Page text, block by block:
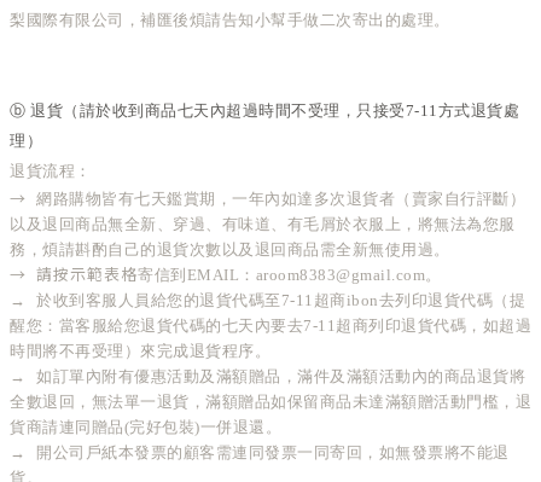
梨國際有限公司
，補匯後煩請告知小幫手做二次寄出的處理。
ⓑ 退貨 （請於收到商品七天內超過時間不受理，只接受7-11方式退貨處
理 ）
退貨流程：
→ 網路購物皆有七天鑑賞期， 一年內如達多次退貨者（賣家自行評斷）
以及退回商品無全新、穿過、有味道、有毛屑於衣服上，將無法為您服
務，煩請斟酌自己的退貨次數以及退回商品需全新無使用過。
→  請按示範表格寄信到EMAIL：aroom8383@gmail.com。
→ 於收到客服人員給您的退貨代碼至7-11超商ibon去列印退貨代碼（提
醒您：當客服給您退貨代碼的七天內要去7-11超商列印退貨代碼，如超過
時間將不再受理）來完成退貨程序。
→ 如訂單內附有優惠活動及滿額贈品，滿件及滿額活動內的商品退貨將
全數退回，無法單一退貨，滿額贈品如保留商品未達滿額贈活動門檻，退
貨商請連同贈品(完好包裝)一併退還。
→
開公司戶紙本發票的顧客需連同發票一同寄回，如無發票將不能退
貨。